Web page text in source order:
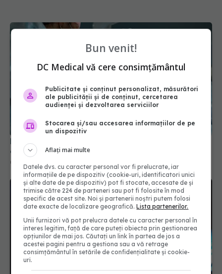
De ce nu este recomandat să mănânci înainte de
operație
03 apr 2026, 13:18
Bun venit!
DC Medical vă cere consimțământul
Publicitate și conținut personalizat, măsurători
ale publicității și de conținut, cercetarea
audienței și dezvoltarea serviciilor
Stocarea și/sau accesarea informațiilor de pe
un dispozitiv
Aflați mai multe
Datele dvs. cu caracter personal vor fi prelucrate, iar
informațiile de pe dispozitiv (cookie-uri, identificatori unici
și alte date de pe dispozitiv) pot fi stocate, accesate de și
trimise către 224 de parteneri sau pot fi folosite în mod
specific de acest site. Noi și partenerii noștri putem folosi
date exacte de localizare geografică.Lista partenerilor.
Unii furnizori vă pot prelucra datele cu caracter personal în
interes legitim, față de care puteți obiecta prin gestionarea
opțiunilor de mai jos. Căutați un link în partea de jos a
acestei pagini pentru a gestiona sau a vă retrage
consimțământul în setările de confidențialitate și cookie-
uri.